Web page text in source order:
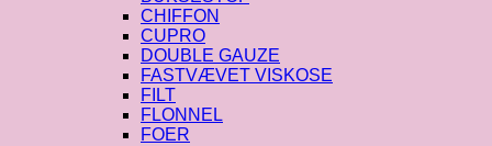
CHIFFON
CUPRO
DOUBLE GAUZE
FASTVÆVET VISKOSE
FILT
FLONNEL
FOER